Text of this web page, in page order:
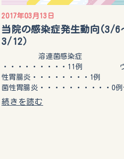
2017年03月13日
当院の感染症発生動向(3/6
3/12）
溶連菌感染症
・・・・・・・・・11例 ウ
性胃腸炎・・・・・・・・1
菌性胃腸炎・・・・・・・・・・0
続きを読む